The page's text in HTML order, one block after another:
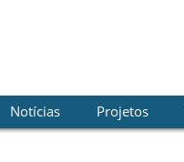
Notícias Projetos